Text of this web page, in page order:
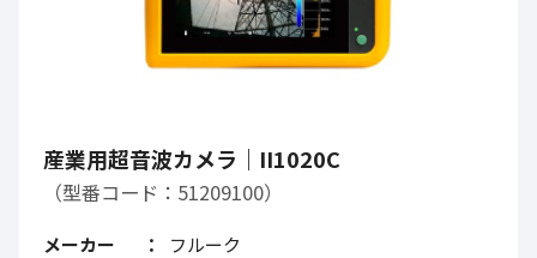
産業用超音波カメラ｜II1020C
（型番コード：51209100）
メーカー フルーク